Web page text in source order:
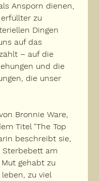
Ansporn dienen,
zu
Dingen
auf das
– auf die
und die
die unser
Bronnie Ware,
Titel "The Top
beschreibt sie,
Sterbebett am
gehabt zu
zu viel